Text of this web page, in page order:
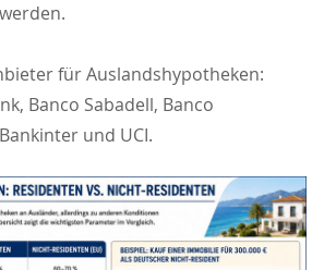
für Auslandshypotheken:
Banco Sabadell, Banco
und UCI.